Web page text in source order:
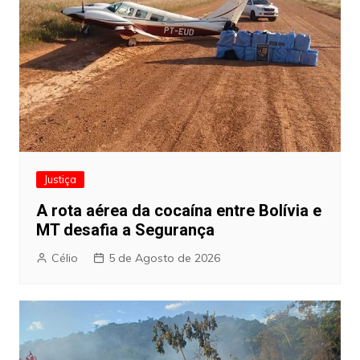
Justiça
A rota aérea da cocaína entre Bolívia e
MT desafia a Segurança
Célio 5 de Agosto de 2026